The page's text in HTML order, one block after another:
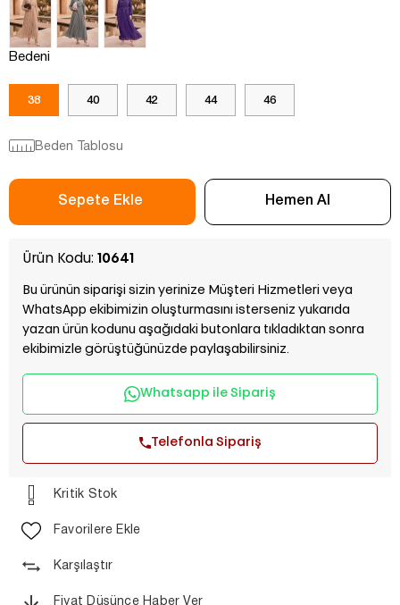
Bedeni
38 40 42 44 46
Beden Tablosu
Ürün Kodu: 10641
Bu ürünün siparişi sizin yerinize Müşteri Hizmetleri veya
WhatsApp ekibimizin oluşturmasını isterseniz yukarıda
yazan ürün kodunu aşağıdaki butonlara tıkladıktan sonra
ekibimizle görüştüğünüzde paylaşabilirsiniz.
Whatsapp ile Sipariş
Telefonla Sipariş
Kritik Stok
Favorilere Ekle
Karşılaştır
Fiyat Düşünce Haber Ver